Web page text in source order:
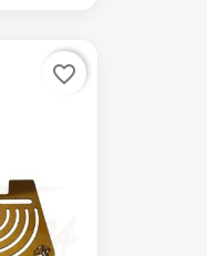
favorite_border